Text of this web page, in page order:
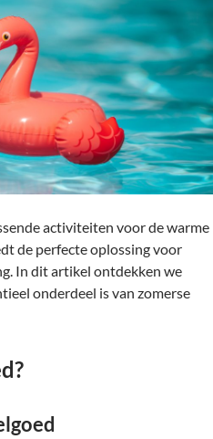
activiteiten voor de warme
de perfecte oplossing voor
In dit artikel ontdekken we
onderdeel is van zomerse